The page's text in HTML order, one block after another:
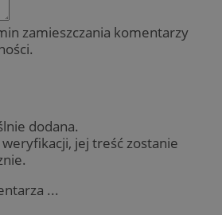
zamieszczania komentarzy
dodana.
jej treść zostanie
...